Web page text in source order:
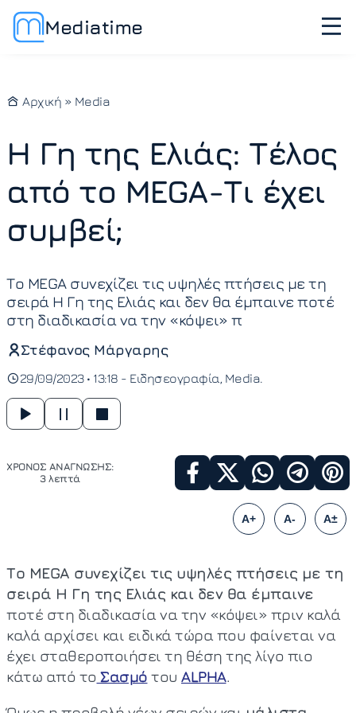
Mediatime
Αρχική » Media
Η Γη της Ελιάς: Τέλος
από το MEGA-Τι έχει
συμβεί;
Το MEGA συνεχίζει τις υψηλές πτήσεις με τη
σειρά Η Γη της Ελιάς και δεν θα έμπαινε ποτέ
στη διαδικασία να την «κόψει» π
Στέφανος Μάργαρης
29/09/2023 • 13:18 - Ειδησεογραφία Media
ΧΡΟΝΟΣ ΑΝΑΓΝΩΣΗΣ:
3 λεπτά
A+ A- A±
Το MEGA συνεχίζει τις υψηλές πτήσεις με τη
σειρά Η Γη της Ελιάς και δεν θα έμπαινε
ποτέ στη διαδικασία να την «κόψει» πριν καλά
καλά αρχίσει και ειδικά τώρα που φαίνεται να
έχει σταθεροποιήσει τη θέση της λίγο πιο
κάτω από το Σασμό του ALPHA.